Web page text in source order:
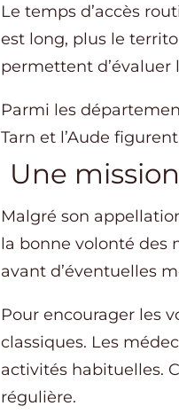
Le temps d’accès
est long, plus le
permettent
Parmi les
Tarn et l’Aude
Une
Malgré son
la bonne volonté des
avant d’éventuelles
Pour encourager les
classiques. Les
activités habituelles.
régulière.